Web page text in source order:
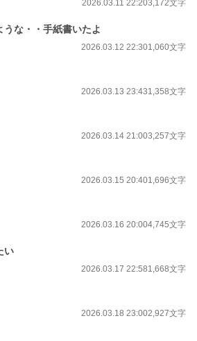
2026.03.11 22:203,172文字
な・・手紙書いたよ
2026.03.12 22:301,060文字
2026.03.13 23:431,358文字
2026.03.14 21:003,257文字
2026.03.15 20:401,696文字
2026.03.16 20:004,745文字
い
2026.03.17 22:581,668文字
2026.03.18 23:002,927文字